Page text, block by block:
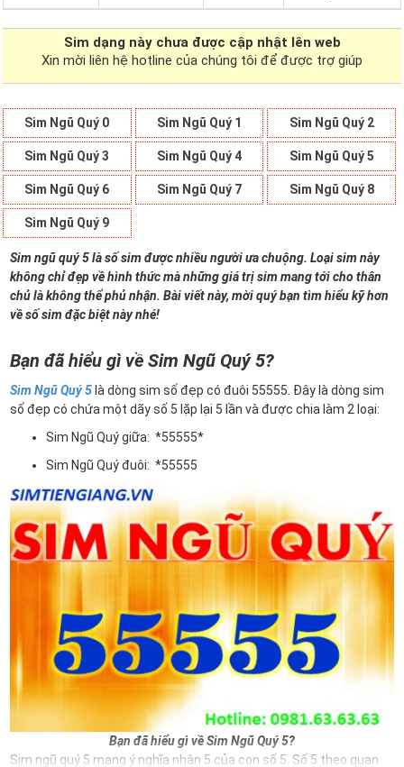
Sim dạng này chưa được cập nhật lên web
Xin mời liên hệ hotline của chúng tôi để được trợ giúp
Sim Ngũ Quý 0 Sim Ngũ Quý 1 Sim Ngũ Quý 2
Sim Ngũ Quý 3 Sim Ngũ Quý 4 Sim Ngũ Quý 5
Sim Ngũ Quý 6 Sim Ngũ Quý 7 Sim Ngũ Quý 8
Sim Ngũ Quý 9
Sim ngũ quý 5 là số sim được nhiều người ưa chuộng. Loại sim này
không chỉ đẹp về hình thức mà những giá trị sim mang tới cho thân
chủ là không thể phủ nhận. Bài viết này, mời quý bạn tìm hiểu kỹ hơn
về số sim đặc biệt này nhé!
Bạn đã hiểu gì về Sim Ngũ Quý 5?
Sim Ngũ Quý 5 là dòng sim số đẹp có đuôi 55555. Đây là dòng sim
số đẹp có chứa một dãy số 5 lặp lại 5 lần và được chia làm 2 loại:
Sim Ngũ Quý giữa: *55555*
Sim Ngũ Quý đuôi: *55555
Bạn đã hiểu gì về Sim Ngũ Quý 5?
Sim ngũ quý 5 mang ý nghĩa nhân 5 của con số 5. Số 5 theo quan